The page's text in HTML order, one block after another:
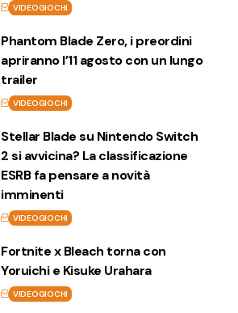
VIDEOGIOCHI
Phantom Blade Zero, i preordini
apriranno l’11 agosto con un lungo
trailer
VIDEOGIOCHI
Stellar Blade su Nintendo Switch
2 si avvicina? La classificazione
ESRB fa pensare a novità
imminenti
VIDEOGIOCHI
Fortnite x Bleach torna con
Yoruichi e Kisuke Urahara
VIDEOGIOCHI